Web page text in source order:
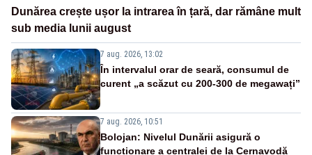
Dunărea crește ușor la intrarea în țară, dar rămâne mult
sub media lunii august
7 aug. 2026, 13:02
În intervalul orar de seară, consumul de
curent „a scăzut cu 200-300 de megawați”
7 aug. 2026, 10:51
Bolojan: Nivelul Dunării asigură o
funcționare a centralei de la Cernavodă